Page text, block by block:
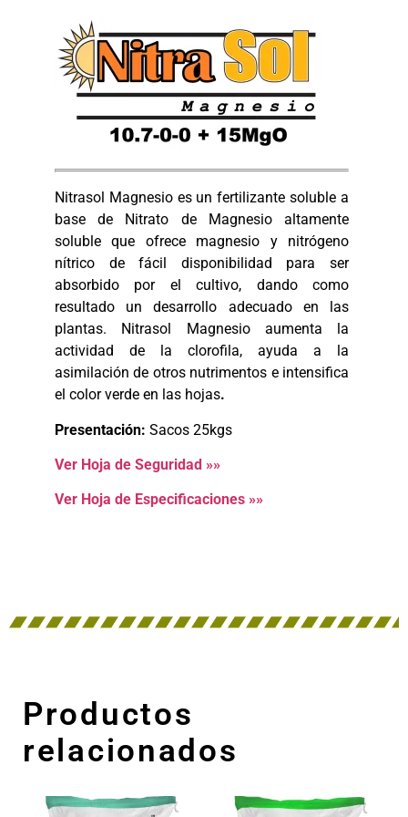
Nitrasol Magnesio es un fertilizante soluble a
base de Nitrato de Magnesio altamente
soluble que ofrece magnesio y nitrógeno
nítrico de fácil disponibilidad para ser
absorbido por el cultivo, dando como
resultado un desarrollo adecuado en las
plantas. Nitrasol Magnesio aumenta la
actividad de la clorofila, ayuda a la
asimilación de otros nutrimentos e intensifica
el color verde en las hojas.
Presentación: Sacos 25kgs
Ver Hoja de Seguridad »»
Ver Hoja de Especificaciones »»
Productos
relacionados